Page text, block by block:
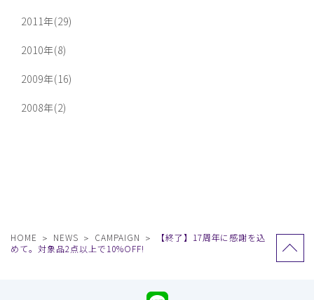
2011年(29)
2010年(8)
2009年(16)
2008年(2)
HOME NEWS CAMPAIGN
【終了】17周年に感謝を込
めて。対象品2点以上で10%OFF!